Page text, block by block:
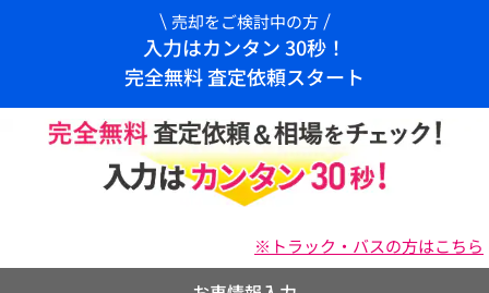
売却をご検討中の方
入力はカンタン 30秒！
完全無料 査定依頼スタート
※トラック・バスの方はこちら